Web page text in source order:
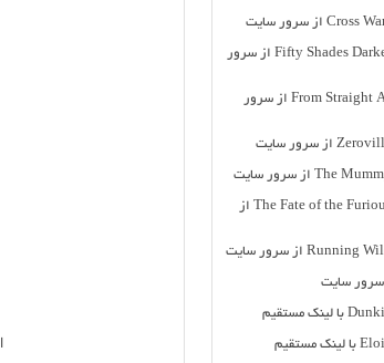
دانلود مستقیم فیلم خارجی Fifty Shades Darker 2017 از سرور
دانلود مستقیم فیلم خارجی From Straight As 2017 از سرور
دانلود مستقیم فیلم خارجی The Fate of the Furious 2017 از